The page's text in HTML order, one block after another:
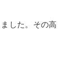
した。その高